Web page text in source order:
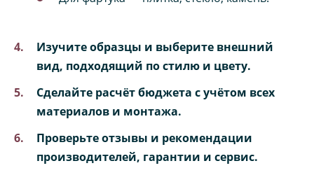
Изучите образцы и выберите внешний
вид, подходящий по стилю и цвету.
Сделайте расчёт бюджета с учётом всех
материалов и монтажа.
Проверьте отзывы и рекомендации
производителей, гарантии и сервис.